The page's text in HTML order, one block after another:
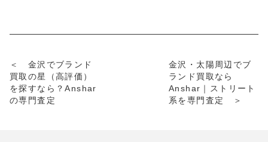
＜ 金沢でブランド
買取の星（高評価）
を探すなら？Anshar
の専門査定
金沢・太陽周辺でブ
ランド買取なら
Anshar｜ストリート
系を専門査定 ＞